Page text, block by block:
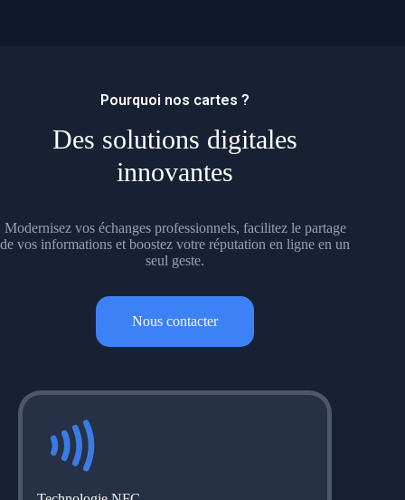
Pourquoi nos cartes ?
Des solutions digitales
innovantes
Modernisez vos échanges professionnels, facilitez le partage
de vos informations et boostez votre réputation en ligne en un
seul geste.
Nous contacter